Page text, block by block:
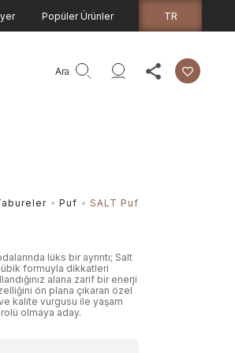
Popüler Ürünler TR
Ara
Puf SALT Puf
lüks bir ayrıntı; Salt
formuyla dikkatleri
alana zarif bir enerji
ön plana çıkaran özel
kalite vurgusu ile yaşam
olmaya aday.